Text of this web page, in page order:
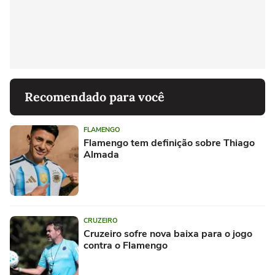
Recomendado para você
FLAMENGO
Flamengo tem definição sobre Thiago
Almada
CRUZEIRO
Cruzeiro sofre nova baixa para o jogo
contra o Flamengo